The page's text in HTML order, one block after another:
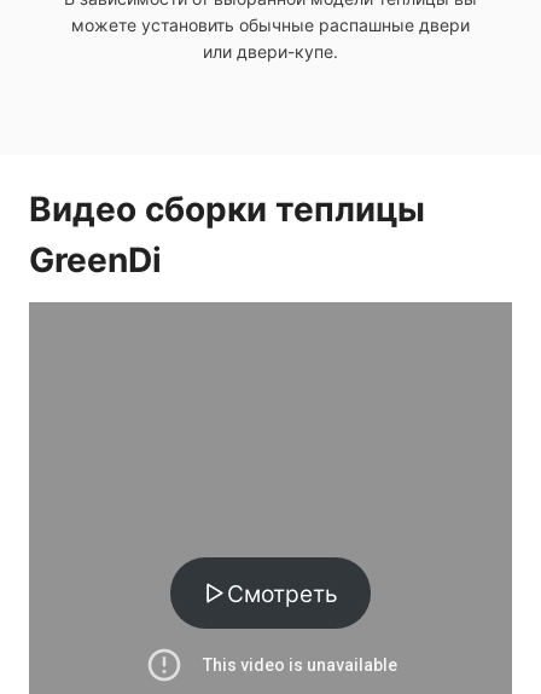
можете установить обычные распашные двери
или двери-купе.
Видео сборки теплицы
GreenDi
Смотреть